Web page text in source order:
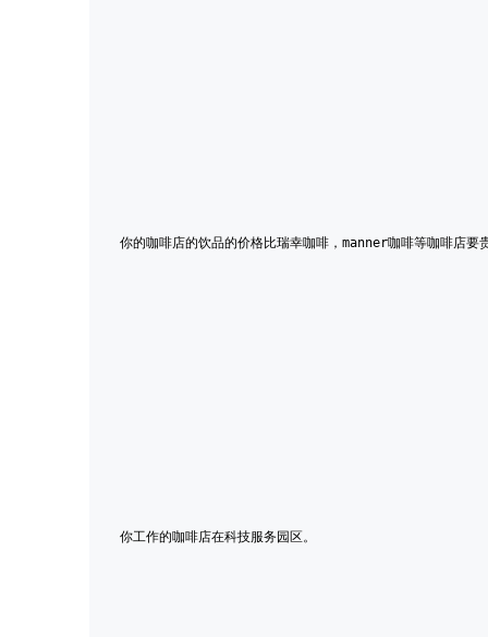
你的咖啡店的饮品的价格比瑞幸咖啡，manner咖啡等咖啡店要
你工作的咖啡店在科技服务园区。